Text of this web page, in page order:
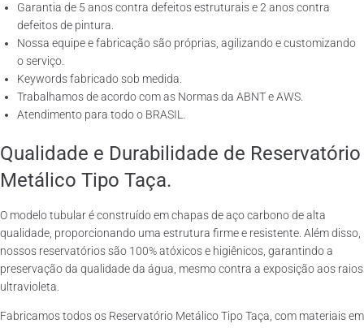
Garantia de 5 anos contra defeitos estruturais e 2 anos contra
defeitos de pintura.
Nossa equipe e fabricação são próprias, agilizando e customizando
o serviço.
Keywords fabricado sob medida.
Trabalhamos de acordo com as Normas da ABNT e AWS.
Atendimento para todo o BRASIL.
Qualidade e Durabilidade de Reservatório
Metálico Tipo Taça.
O modelo tubular é construído em chapas de aço carbono de alta
qualidade, proporcionando uma estrutura firme e resistente. Além disso,
nossos reservatórios são 100% atóxicos e higiênicos, garantindo a
preservação da qualidade da água, mesmo contra a exposição aos raios
ultravioleta.
Fabricamos todos os Reservatório Metálico Tipo Taça, com materiais em